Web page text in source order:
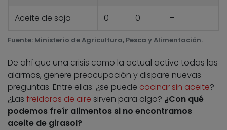
Aceite de soja 0 0 –
Fuente: Ministerio de Agricultura, Pesca y Alimentación.
De ahí que una crisis como la actual active todas las
alarmas, genere preocupación y dispare nuevas
preguntas. Entre ellas: ¿se puede cocinar sin aceite?
¿Las freidoras de aire sirven para algo? ¿Con qué
podemos freír alimentos si no encontramos
aceite de girasol?